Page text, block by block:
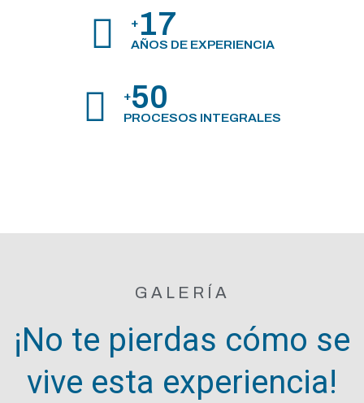
+17
AÑOS DE EXPERIENCIA
+50
PROCESOS INTEGRALES
GALERÍA
¡No te pierdas cómo se
vive esta experiencia!